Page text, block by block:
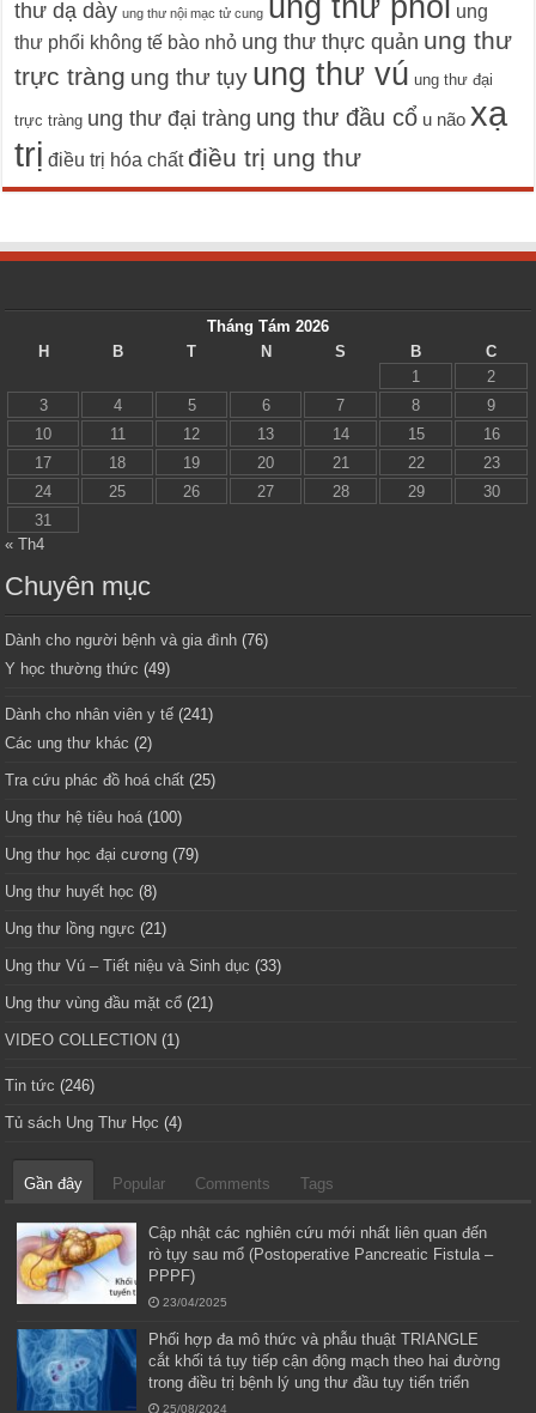
thư dạ dày ung thư nội mạc tử cung
ung
thư phổi không tế bào nhỏ ung thư thực quản ung thư
trực tràng ung thư tụy ung thư vú ung thư đại
trực tràng ung thư đại tràng ung thư đầu cổ u não xạ
trị điều trị hóa chất điều trị ung thư
Tháng Tám 2026
H
B T N S B
C
1
2
3
4 5 6 7 8
9
10
11 12 13 14 15
16
17
18 19 20 21 22
23
24
25 26 27 28 29
30
31
« Th4
Chuyên mục
Dành cho người bệnh và gia đình (76)
Y học thường thức (49)
Dành cho nhân viên y tế (241)
Các ung thư khác (2)
Tra cứu phác đồ hoá chất (25)
Ung thư hệ tiêu hoá(100)
Ung thư học đại cương (79)
Ung thư huyết học (8)
Ung thư lồng ngực (21)
Ung thư Vú – Tiết niệu và Sinh dục (33)
Ung thư vùng đầu mặt cổ (21)
VIDEO COLLECTION (1)
Tin tức (246)
Tủ sách Ung Thư Học (4)
Gần đây Popular Comments Tags
Cập nhật các nghiên cứu mới nhất liên quan đến
rò tụy sau mổ (Postoperative Pancreatic Fistula –
PPPF)
23/04/2025
Phối hợp đa mô thức và phẫu thuật TRIANGLE
cắt khối tá tụy tiếp cận động mạch theo hai đường
trong điều trị bệnh lý ung thư đầu tụy tiến triển
25/08/2024